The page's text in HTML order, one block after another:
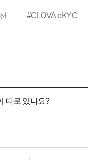
#CLOVA eKYC
따로 있나요?